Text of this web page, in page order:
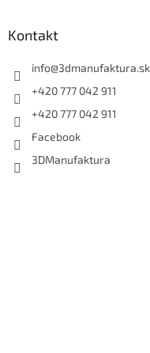
Kontakt
info@3dmanufaktura.sk
+420 777 042 911
+420 777 042 911
Facebook
3DManufaktura